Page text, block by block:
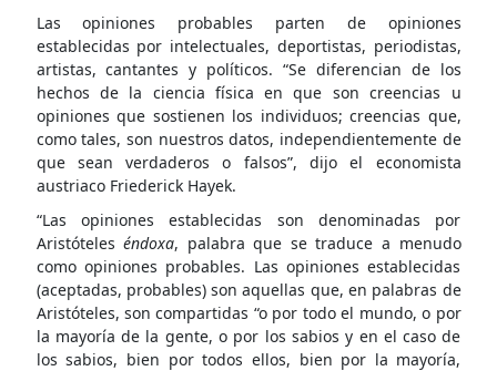
Las opiniones probables parten de opiniones
establecidas por intelectuales, deportistas, periodistas,
artistas, cantantes y políticos. “Se diferencian de los
hechos de la ciencia física en que son creencias u
opiniones que sostienen los individuos; creencias que,
como tales, son nuestros datos, independientemente de
que sean verdaderos o falsos”, dijo el economista
austriaco Friederick Hayek.
“Las opiniones establecidas son denominadas por
Aristóteleséndoxa, palabra que se traduce a menudo
como opiniones probables. Las opiniones establecidas
(aceptadas, probables) son aquellas que, en palabras de
Aristóteles, son compartidas “o por todo el mundo, o por
la mayoría de la gente, o por los sabios y en el caso de
los sabios, bien por todos ellos, bien por la mayoría,